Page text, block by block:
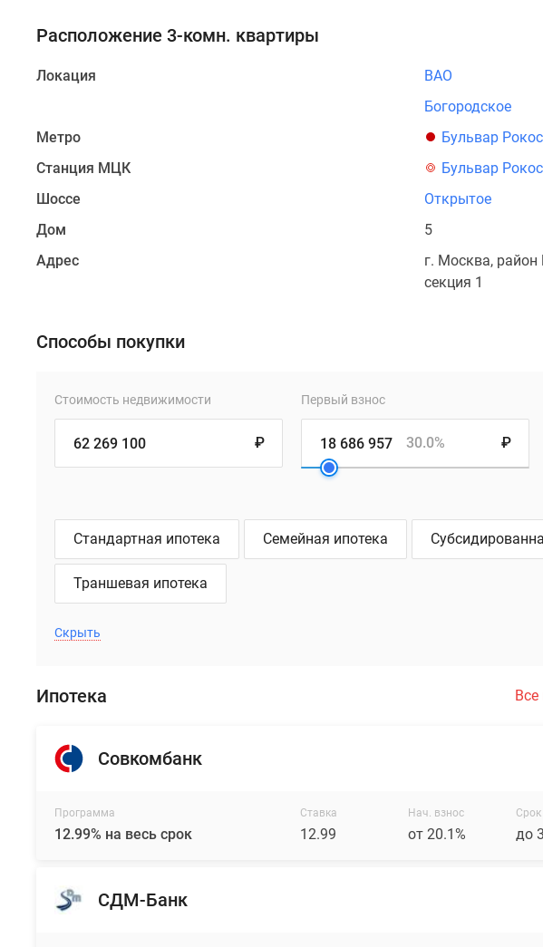
Расположение 3-комн. квартиры
Локация
ВАО
Богородское
Метро
Бульвар
Станция МЦК
Бульвар
Шоссе
Открытое
Дом
5
Адрес
г. Москва, район
секция 1
Способы покупки
Стоимость недвижимости
₽
Первый взнос
₽
30.0%
Стандартная ипотека Семейная ипотека
Траншевая ипотека
Скрыть
Ипотека
Совкомбанк
Программа
12.99% на весь срок
Ставка
12.99
Нач. взнос
от 20.1%
Срок
до
СДМ-Банк